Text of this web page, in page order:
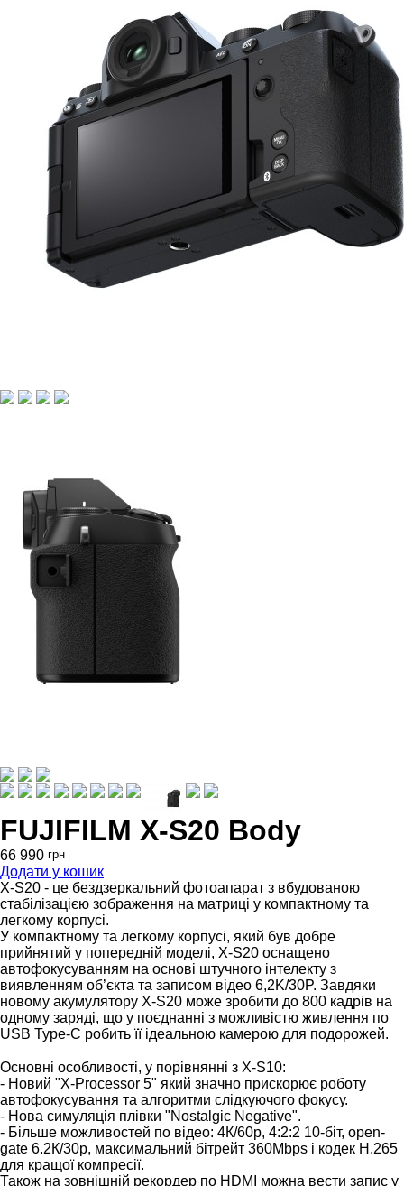
FUJIFILM X-S20 Body
66 990 грн
Додати у кошик
X-S20 - це бездзеркальний фотоапарат з вбудованою
стабілізацією зображення на матриці у компактному та
легкому корпусі.
У компактному та легкому корпусі, який був добре
прийнятий у попередній моделі, X-S20 оснащено
автофокусуванням на основі штучного інтелекту з
виявленням об’єкта та записом відео 6,2K/30P. Завдяки
новому акумулятору X-S20 може зробити до 800 кадрів на
одному заряді, що у поєднанні з можливістю живлення по
USB Type-C робить її ідеальною камерою для подорожей.
Основні особливості, у порівнянні з X-S10:
- Новий "X-Processor 5" який значно прискорює роботу
автофокусування та алгоритми слідкуючого фокусу.
- Нова симуляція плівки "Nostalgic Negative".
- Більше можливостей по відео: 4К/60p, 4:2:2 10-біт, open-
gate 6.2К/30p, максимальний бітрейт 360Mbps і кодек H.265
для кращої компресії.
Також на зовнішній рекордер по HDMI можна вести запис у